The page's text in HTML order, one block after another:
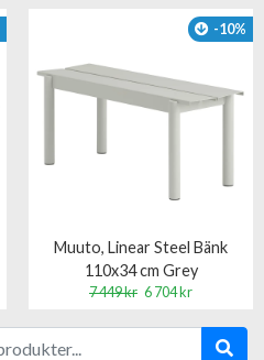
Muuto, Linear Steel Bänk
110x34 cm Grey
7 449 kr 6 704 kr
-10%